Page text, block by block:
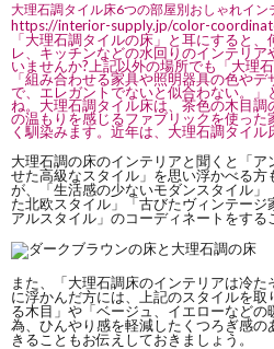
大理石調タイル床6つの部屋別おしゃれイン
https://interior-supply.jp/color-
「大理石調タイルの床」と耳にすると
レ、キッチンなどの水回りのインテリア
いませんか?上記以外の場所でも「大理
「組み合わせる家具や照明器具の色や
で、エレガントでないと似合わない。
ね。大理石調タイル床は、茶色の木目
の温もりを感じるファブリックを使っ
く馴染みます。近年は、大理石調タイル
大理石調の床のインテリアと聞くと「
せた高級なスタイル」を思い浮かべる
が、「生活感の少ないモダンスタイル
た北欧スタイル」「古びたヴィンテージ
アルスタイル」のコーディネートをする
また、「大理石調床のインテリアは冷
に浮かんだ方には、上記のスタイルを
る木目」や「ベージュ、イエローなど
為、ひんやり感を軽減したくつろぎ感
きることもお伝えしておきましょう。